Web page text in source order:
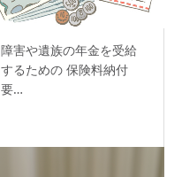
障害や遺族の年金を受給
するための 保険料納付
要…